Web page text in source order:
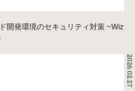
開発環境のセキュリティ対策 ~Wiz
2026.02.27